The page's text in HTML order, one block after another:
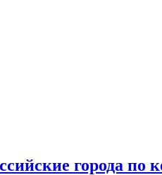
города по